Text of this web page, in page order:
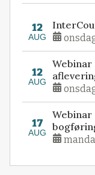
12
AUG
12
AUG
Webinar
17
AUG
Webinar